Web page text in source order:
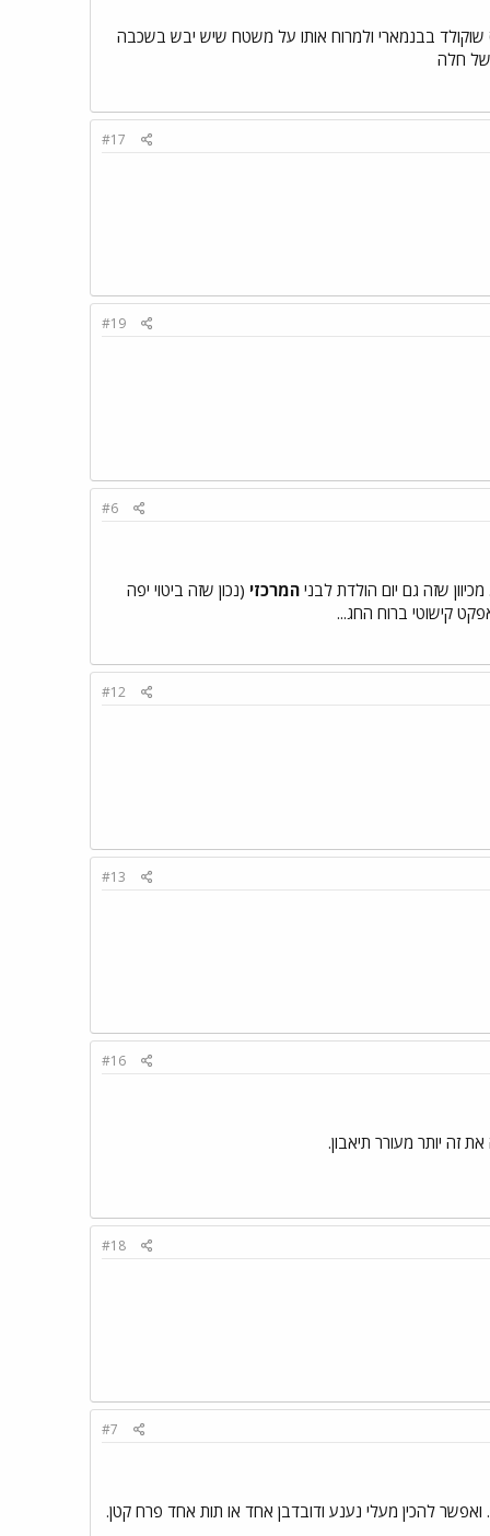
שוקולד בבנמארי ולמרוח אותו על משטח שיש יבש בשכבה
חלה
#17
#19
#6
שזה גם יום הולדת לבני המרכזי (נכון שזה ביטוי יפה
קישוטי ברוח החג...
#12
#13
#16
זה יותר מעורר תיאבון.
#18
#7